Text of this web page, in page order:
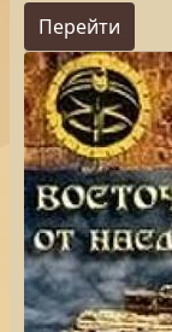
Перейти